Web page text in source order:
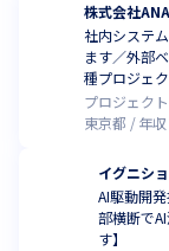
株式会社
社内システ
ます／外部
種プロジェ
プロジェク
東京都
年収
イグニシ
AI駆動開
部横断で
す】